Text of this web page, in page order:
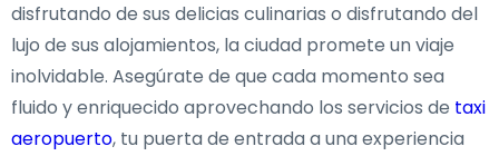
disfrutando de sus delicias culinarias o disfrutando del
lujo de sus alojamientos, la ciudad promete un viaje
inolvidable. Asegúrate de que cada momento sea
fluido y enriquecido aprovechando los servicios de taxi
aeropuerto, tu puerta de entrada a una experiencia